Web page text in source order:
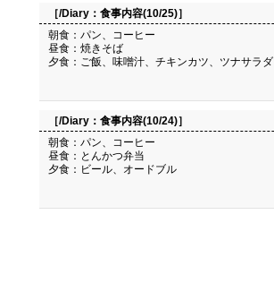
［/Diary： 食事内容(10/25)］
朝食：パン、コーヒー
昼食：焼きそば
夕食：ご飯、味噌汁、チキンカツ、ツナサラダ
［/Diary： 食事内容(10/24)］
朝食：パン、コーヒー
昼食：とんかつ弁当
夕食：ビール、オードブル